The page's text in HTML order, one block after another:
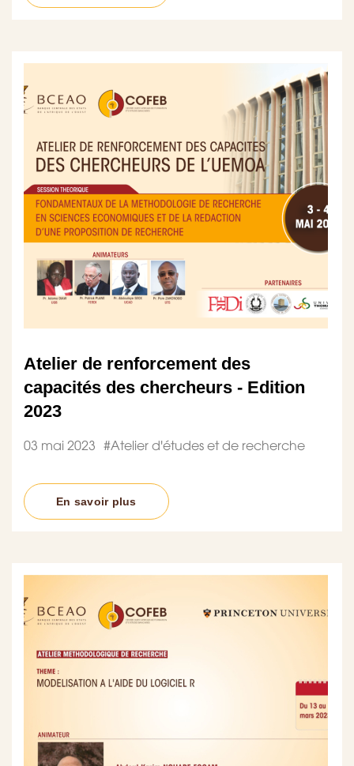
Atelier de renforcement des
capacités des chercheurs - Edition
2023
03 mai 2023 #Atelier d'études et de recherche
En savoir plus